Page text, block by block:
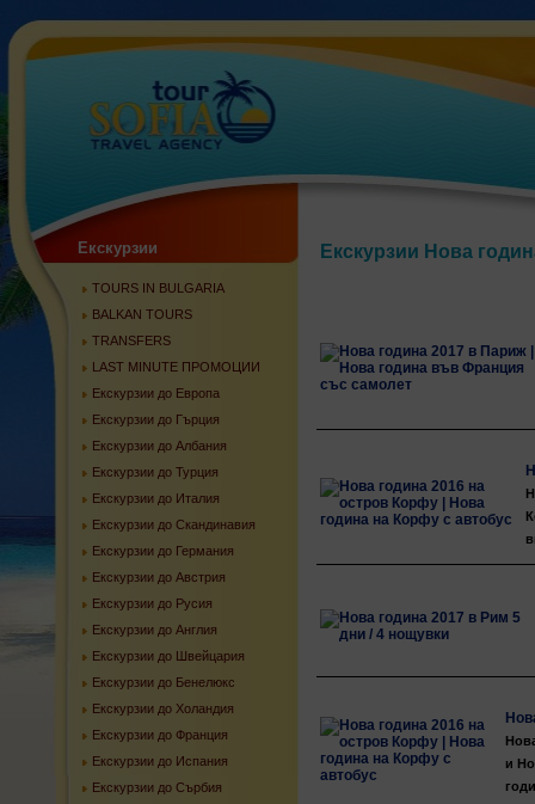
Екскурзии
TOURS IN BULGARIA
BALKAN TOURS
TRANSFERS
LAST MINUTE ПРОМОЦИИ
Екскурзии до Европа
Екскурзии до Гърция
Екскурзии до Албания
Екскурзии до Турция
Екскурзии до Италия
Екскурзии до Скандинавия
Екскурзии до Германия
Екскурзии до Австрия
Екскурзии до Русия
Екскурзии до Англия
Екскурзии до Швейцария
Екскурзии до Бенелюкс
Екскурзии до Холандия
Екскурзии до Франция
Екскурзии до Испания
Екскурзии до Сърбия
Екскурзии Нова
и